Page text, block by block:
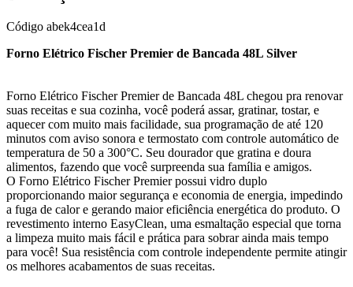
Código abek4cea1d
Forno Elétrico Fischer Premier de Bancada 48L Silver
Forno Elétrico Fischer Premier de Bancada 48L chegou pra renovar
suas receitas e sua cozinha, você poderá assar, gratinar, tostar, e
aquecer com muito mais facilidade, sua programação de até 120
minutos com aviso sonora e termostato com controle automático de
temperatura de 50 a 300°C. Seu dourador que gratina e doura
alimentos, fazendo que você surpreenda sua família e amigos.
O Forno Elétrico Fischer Premier possui vidro duplo
proporcionando maior segurança e economia de energia, impedindo
a fuga de calor e gerando maior eficiência energética do produto. O
revestimento interno EasyClean, uma esmaltação especial que torna
a limpeza muito mais fácil e prática para sobrar ainda mais tempo
para você! Sua resistência com controle independente permite atingir
os melhores acabamentos de suas receitas.